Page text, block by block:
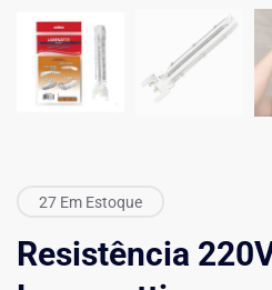
27 Em Estoque
Resistência